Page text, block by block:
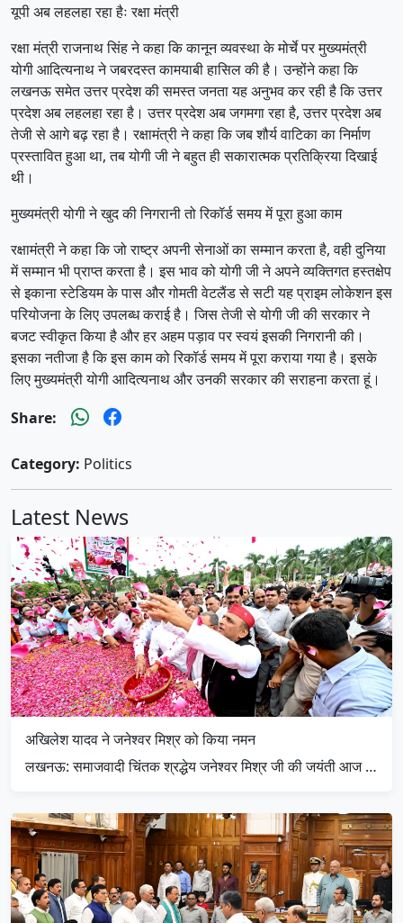
यूपी अब लहलहा रहा हैः रक्षा मंत्री
रक्षा मंत्री राजनाथ सिंह ने कहा कि कानून व्यवस्था के मोर्चे पर मुख्यमंत्री
योगी आदित्यनाथ ने जबरदस्त कामयाबी हासिल की है। उन्होंने कहा कि
लखनऊ समेत उत्तर प्रदेश की समस्त जनता यह अनुभव कर रही है कि उत्तर
प्रदेश अब लहलहा रहा है। उत्तर प्रदेश अब जगमगा रहा है, उत्तर प्रदेश अब
तेजी से आगे बढ़ रहा है। रक्षामंत्री ने कहा कि जब शौर्य वाटिका का निर्माण
प्रस्तावित हुआ था, तब योगी जी ने बहुत ही सकारात्मक प्रतिक्रिया दिखाई
थी।
मुख्यमंत्री योगी ने खुद की निगरानी तो रिकॉर्ड समय में पूरा हुआ काम
रक्षामंत्री ने कहा कि जो राष्ट्र अपनी सेनाओं का सम्मान करता है, वही दुनिया
में सम्मान भी प्राप्त करता है। इस भाव को योगी जी ने अपने व्यक्तिगत हस्तक्षेप
से इकाना स्टेडियम के पास और गोमती वेटलैंड से सटी यह प्राइम लोकेशन इस
परियोजना के लिए उपलब्ध कराई है। जिस तेजी से योगी जी की सरकार ने
बजट स्वीकृत किया है और हर अहम पड़ाव पर स्वयं इसकी निगरानी की।
इसका नतीजा है कि इस काम को रिकॉर्ड समय में पूरा कराया गया है। इसके
लिए मुख्यमंत्री योगी आदित्यनाथ और उनकी सरकार की सराहना करता हूं।
Share:
Category: Politics
Latest News
अखिलेश यादव ने जनेश्वर मिश्र को किया नमन
लखनऊ: समाजवादी चिंतक श्रद्धेय जनेश्वर मिश्र जी की जयंती आज …